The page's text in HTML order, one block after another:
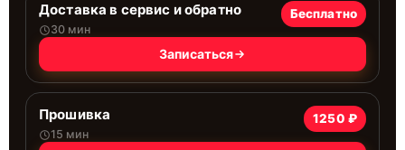
Доставка в сервис и обратно
30 мин
Бесплатно
Записаться
Прошивка
15 мин
1250 ₽